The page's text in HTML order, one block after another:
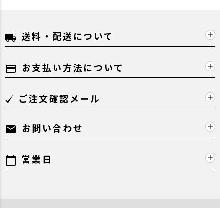
local_shipping 送料・配送について
payment お支払い方法について
ご注文確認メール
mail お問い合わせ
calendar_today 営業日